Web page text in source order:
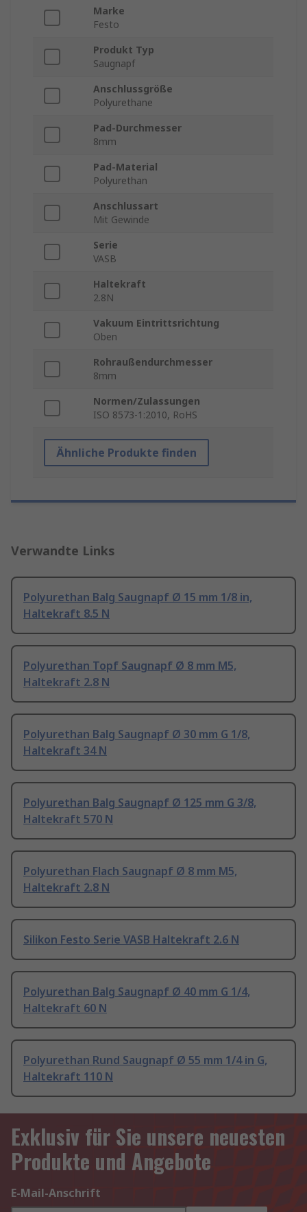
Marke
Festo
Produkt Typ
Saugnapf
Anschlussgröße
Polyurethane
Pad-Durchmesser
8mm
Pad-Material
Polyurethan
Anschlussart
Mit Gewinde
Serie
VASB
Haltekraft
2.8N
Vakuum Eintrittsrichtung
Oben
Rohraußendurchmesser
8mm
Normen/Zulassungen
ISO 8573-1:2010, RoHS
Ähnliche Produkte finden
Verwandte Links
Polyurethan Balg Saugnapf Ø 15 mm 1/8 in,
Haltekraft 8.5 N
Polyurethan Topf Saugnapf Ø 8 mm M5,
Haltekraft 2.8 N
Polyurethan Balg Saugnapf Ø 30 mm G 1/8,
Haltekraft 34 N
Polyurethan Balg Saugnapf Ø 125 mm G 3/8,
Haltekraft 570 N
Polyurethan Flach Saugnapf Ø 8 mm M5,
Haltekraft 2.8 N
Silikon Festo Serie VASB Haltekraft 2.6 N
Polyurethan Balg Saugnapf Ø 40 mm G 1/4,
Haltekraft 60 N
Polyurethan Rund Saugnapf Ø 55 mm 1/4 in G,
Haltekraft 110 N
Exklusiv für Sie unsere neuesten
Produkte und Angebote
E-Mail-Anschrift